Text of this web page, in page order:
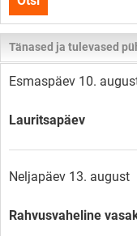
lehelt
Tänased ja tulevased
Esmaspäev 10.
Lauritsapäev
Neljapäev 13. august
Rahvusvaheline